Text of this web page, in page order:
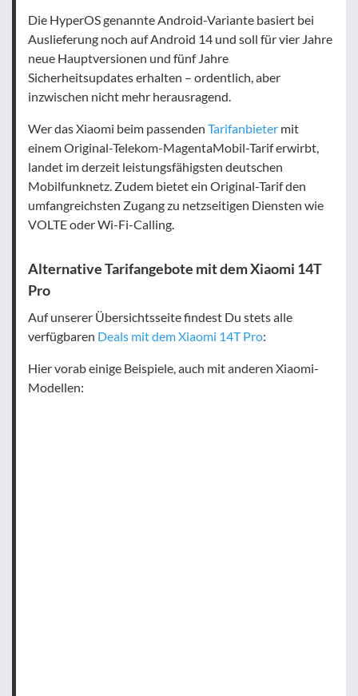
Die HyperOS genannte Android-Variante basiert bei
Auslieferung noch auf Android 14 und soll für vier Jahre
neue Hauptversionen und fünf Jahre
Sicherheitsupdates erhalten – ordentlich, aber
inzwischen nicht mehr herausragend.
Wer das Xiaomi beim passenden Tarifanbieter mit
einem Original-Telekom-MagentaMobil-Tarif erwirbt,
landet im derzeit leistungsfähigsten deutschen
Mobilfunknetz. Zudem bietet ein Original-Tarif den
umfangreichsten Zugang zu netzseitigen Diensten wie
VOLTE oder Wi-Fi-Calling.
Alternative Tarifangebote mit dem Xiaomi 14T
Pro
Auf unserer Übersichtsseite findest Du stets alle
verfügbaren Deals mit dem Xiaomi 14T Pro:
Hier vorab einige Beispiele, auch mit anderen Xiaomi-
Modellen: